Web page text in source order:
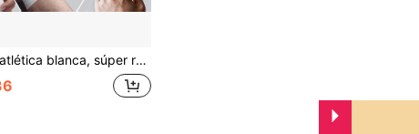
fácil de rasgar, sin residuos, adecuada para atletas, entrenadores deportivos, aplicable para béisbol, tenis, gimnasia y deportes de boxeo